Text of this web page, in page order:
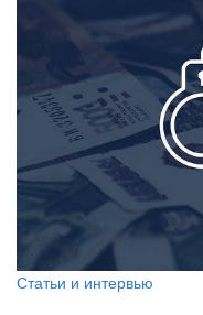
Статьи и интервью